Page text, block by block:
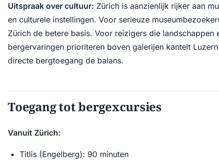
Uitspraak over cultuur: Zürich is aanzienlijk rijker aan
en culturele instellingen. Voor serieuze
Zürich de betere basis. Voor reizigers die landschappen
bergervaringen prioriteren boven galerijen kantelt
directe bergtoegang de balans.
Toegang tot bergexcursies
Vanuit Zürich:
Titlis (Engelberg): 90 minuten